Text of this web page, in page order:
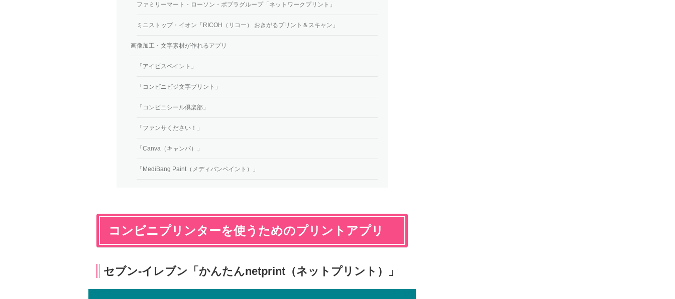
ファミリーマート・ローソン・ポプラグループ「ネットワークプリント」
ミニストップ・イオン「RICOH（リコー） おきがるプリント＆スキャン」
画像加工・文字素材が作れるアプリ
「アイビスペイント」
「コンビニビジ文字プリント」
「コンビニシール倶楽部」
「ファンサください！」
「Canva（キャンバ）」
「MediBang Paint（メディバンペイント）」
コンビニプリンターを使うためのプリントアプリ
セブン-イレブン「かんたんnetprint（ネットプリント）」